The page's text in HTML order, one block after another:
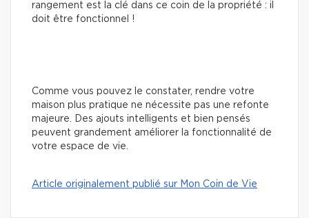
rangement est la clé dans ce coin de la propriété : il
doit être fonctionnel !
Comme vous pouvez le constater, rendre votre
maison plus pratique ne nécessite pas une refonte
majeure. Des ajouts intelligents et bien pensés
peuvent grandement améliorer la fonctionnalité de
votre espace de vie.
Article originalement publié sur Mon Coin de Vie